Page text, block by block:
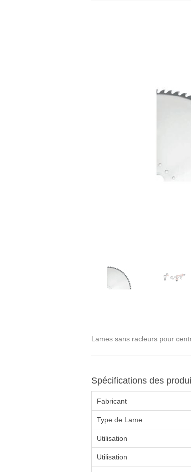
Lames sans racleurs pour
Spécifications des
Fabricant
Type de Lame
Utilisation
Utilisation